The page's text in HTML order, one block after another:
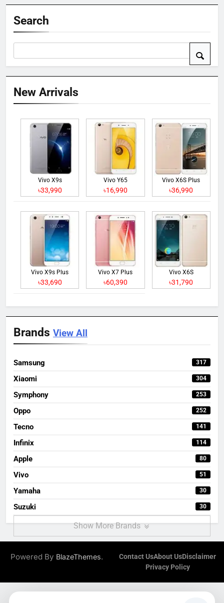
Search
New Arrivals
Vivo X9s
৳33,990
Vivo Y65
৳16,990
Vivo X6S Plus
৳36,990
Vivo X9s Plus
৳33,690
Vivo X7 Plus
৳60,390
Vivo X6S
৳31,790
Brands View All
Samsung 317
Xiaomi 304
Symphony 253
Oppo 252
Tecno 141
Infinix 114
Apple 80
Vivo 51
Yamaha 30
Suzuki 30
Show More Brands
Powered By BlazeThemes. Contact UsAbout UsDisclaimer
Privacy Policy